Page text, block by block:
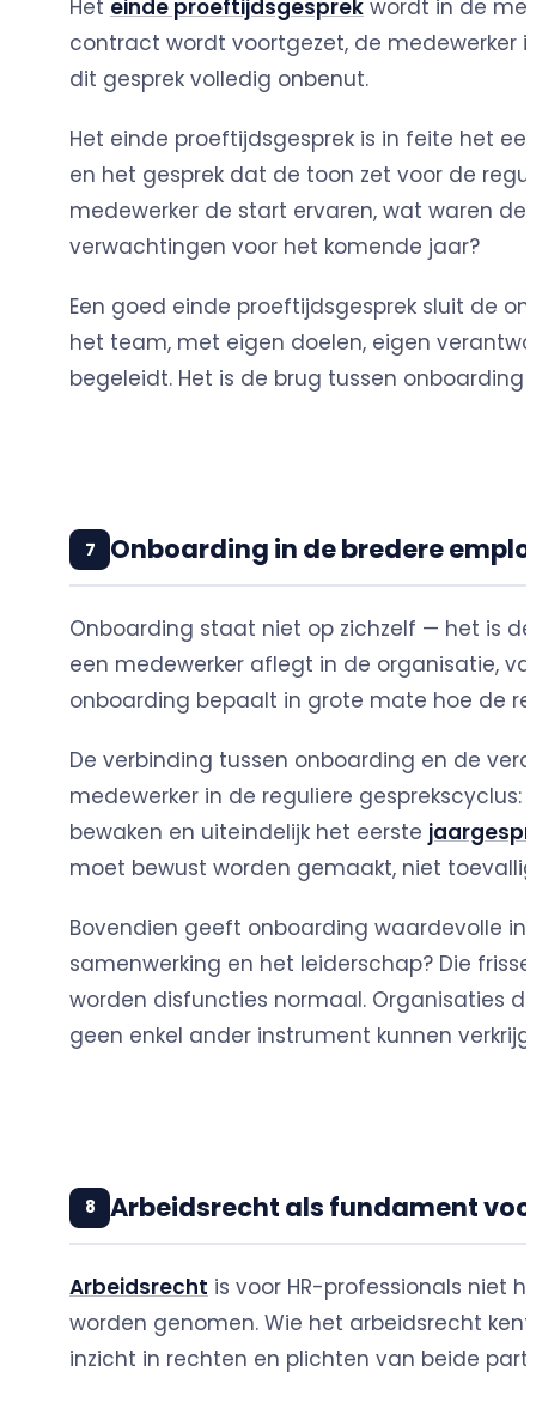
Het einde proeftijdsgesprek wordt in de
contract wordt voortgezet, de medewerker
dit gesprek volledig onbenut.
Het einde proeftijdsgesprek is in feite het
en het gesprek dat de toon zet voor de
medewerker de start ervaren, wat waren
verwachtingen voor het komende jaar?
Een goed einde proeftijdsgesprek sluit de
het team, met eigen doelen, eigen
begeleidt. Het is de brug tussen
7 Onboarding in de bredere
Onboarding staat niet op zichzelf — het is
een medewerker aflegt in de organisatie,
onboarding bepaalt in grote mate hoe de
De verbinding tussen onboarding en de
medewerker in de reguliere gesprekscyclus:
bewaken en uiteindelijk het eerste
moet bewust worden gemaakt, niet
Bovendien geeft onboarding waardevolle
samenwerking en het leiderschap? Die
worden disfuncties normaal. Organisaties
geen enkel ander instrument kunnen
8 Arbeidsrecht als fundament
Arbeidsrecht is voor HR-professionals niet
worden genomen. Wie het arbeidsrecht
inzicht in rechten en plichten van beide